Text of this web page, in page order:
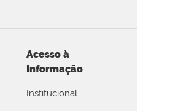
Acesso à
Informação
Institucional